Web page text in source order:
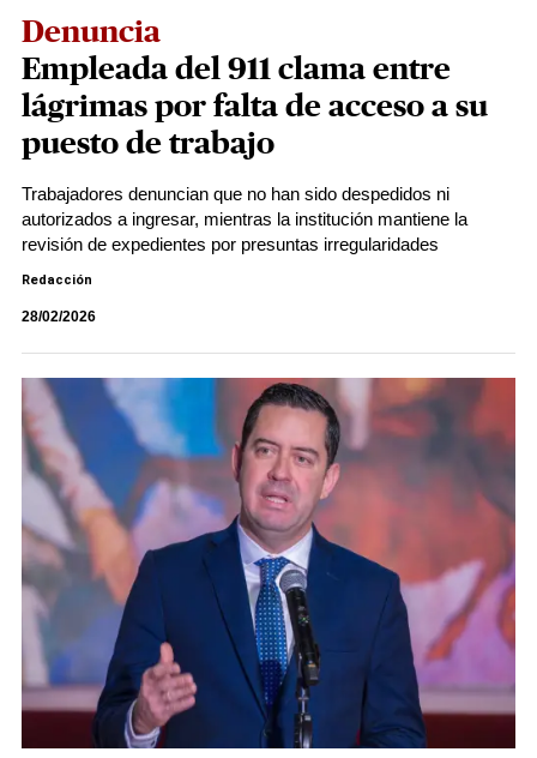
Denuncia
Empleada del 911 clama entre
lágrimas por falta de acceso a su
puesto de trabajo
Trabajadores denuncian que no han sido despedidos ni
autorizados a ingresar, mientras la institución mantiene la
revisión de expedientes por presuntas irregularidades
Redacción
28/02/2026